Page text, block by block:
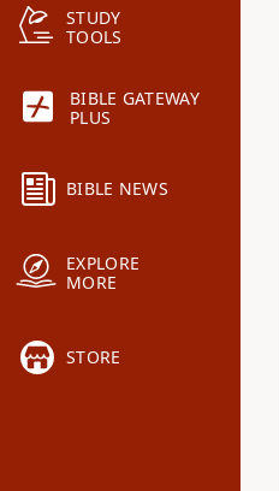
STUDY
TOOLS
BIBLE GATEWAY
PLUS
BIBLE NEWS
EXPLORE
MORE
STORE